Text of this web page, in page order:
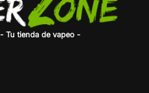
Tu tienda de vapeo -